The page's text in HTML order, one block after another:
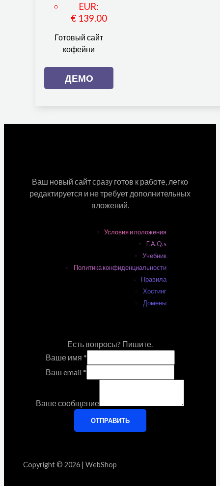
EUR:
€ 139.00
Готовый сайт
кофейни
ДЕМО
Ваш новый сайт сразу готов к работе, легко
редактируется и не требует дополнительных
вложений.
Условия и положения
F.A.Q.s
Учебник
Политика конфиденциальности
Правила
Хостинг
Домены
Есть вопросы? Пишите.
Ваше имя *
Ваш email *
Ваше сообщение
ОТПРАВИТЬ
Copyright © 2026 | WebShop